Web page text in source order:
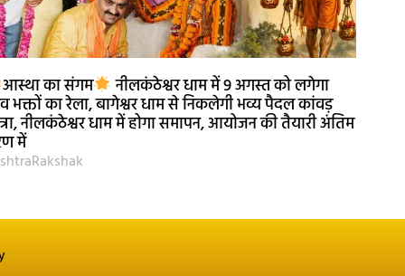
आस्था का संगम नीलकंठेश्वर धाम में 9 अगस्त को लगेगा
भक्तों का रेला, बागेश्वर धाम से निकलेगी भव्य पैदल कांवड़
नीलकंठेश्वर धाम में होगा समापन, आयोजन की तैयारी अंतिम
में